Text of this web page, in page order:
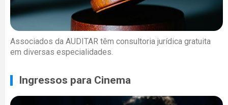
Associados da AUDITAR têm consultoria jurídica gratuita
em diversas especialidades.
Ingressos para Cinema